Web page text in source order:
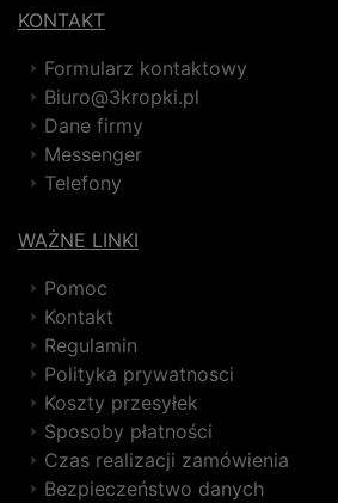
KONTAKT
Formularz kontaktowy
Biuro@3kropki.pl
Dane firmy
Messenger
Telefony
WAŻNE LINKI
Pomoc
Kontakt
Regulamin
Polityka prywatnosci
Koszty przesyłek
Sposoby płatności
Czas realizacji zamówienia
Bezpieczeństwo danych